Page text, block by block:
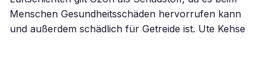
Menschen Gesundheitsschäden hervorrufen kann
und außerdem schädlich für Getreide ist. Ute Kehse